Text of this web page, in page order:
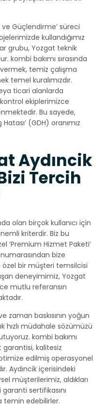
Güçlendirme’ süreci
kullandığımız
grubu, Yozgat teknik
bakımı sırasında
temiz çalışma
temel kuralımızdır.
ticari alanlarda
kontrol ekiplerimizce
Bu sayede,
(GDH) oranımız
Aydıncik
Tercih
olan birçok kullanıcı için
kriterdir. Biz bu
‘Premium Hizmet Paketi’
numarasından bize
özel bir müşteri temsilcisi
deneyimimiz, Yozgat
mutlu referansın
zaman baskısının yoğun
hızlı müdahale sözümüzü
kombi bakımı
kalitesiz
edilmiş operasyonel
Aydıncik içerisindeki
müşterilerimiz, aldıkları
sertifikasını
temin edebilirler.